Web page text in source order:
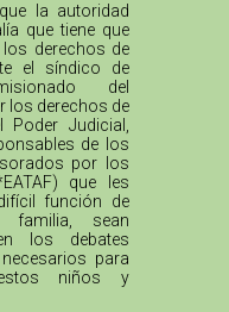
la autoridad
que tiene que
derechos de
el síndico de
del
los derechos de
Judicial,
de los
por los
que les
función de
familia, sean
los debates
para
estos niños y